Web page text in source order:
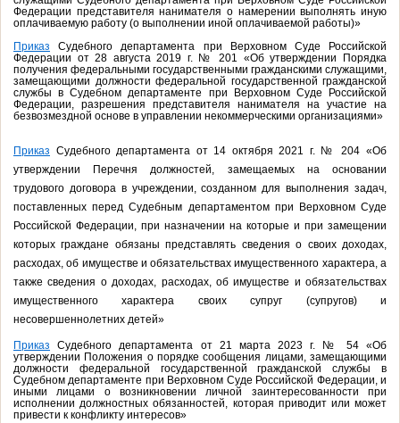
Федерации представителя нанимателя о намерении выполнять иную
оплачиваемую работу (о выполнении иной оплачиваемой работы)»
Приказ Судебного департамента при Верховном Суде Российской
Федерации от 28 августа 2019 г. № 201 «Об утверждении Порядка
получения федеральными государственными гражданскими служащими,
замещающими должности федеральной государственной гражданской
службы в Судебном департаменте при Верховном Суде Российской
Федерации, разрешения представителя нанимателя на участие на
безвозмездной основе в управлении некоммерческими организациями»
Приказ Судебного департамента от 14 октября 2021 г. № 204 «Об
утверждении Перечня должностей, замещаемых на основании
трудового договора в учреждении, созданном для выполнения задач,
поставленных перед Судебным департаментом при Верховном Суде
Российской Федерации, при назначении на которые и при замещении
которых граждане обязаны представлять сведения о своих доходах,
расходах, об имуществе и обязательствах имущественного характера, а
также сведения о доходах, расходах, об имуществе и обязательствах
имущественного характера своих супруг (супругов) и
несовершеннолетних детей»
Приказ Судебного департамента от 21 марта 2023 г. № 54 «Об
утверждении Положения о порядке сообщения лицами, замещающими
должности федеральной государственной гражданской службы в
Судебном департаменте при Верховном Суде Российской Федерации, и
иными лицами о возникновении личной заинтересованности при
исполнении должностных обязанностей, которая приводит или может
привести к конфликту интересов»